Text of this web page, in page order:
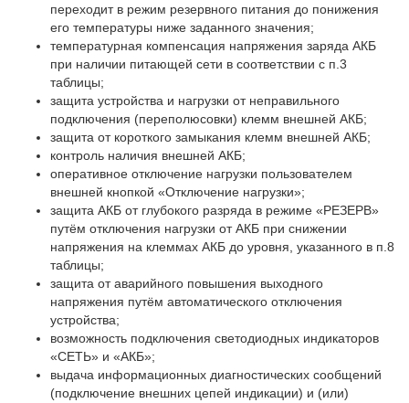
переходит в режим резервного питания до понижения
его температуры ниже заданного значения;
температурная компенсация напряжения заряда АКБ
при наличии питающей сети в соответствии с п.3
таблицы;
защита устройства и нагрузки от неправильного
подключения (переполюсовки) клемм внешней АКБ;
защита от короткого замыкания клемм внешней АКБ;
контроль наличия внешней АКБ;
оперативное отключение нагрузки пользователем
внешней кнопкой «Отключение нагрузки»;
защита АКБ от глубокого разряда в режиме «РЕЗЕРВ»
путём отключения нагрузки от АКБ при снижении
напряжения на клеммах АКБ до уровня, указанного в п.8
таблицы;
защита от аварийного повышения выходного
напряжения путём автоматического отключения
устройства;
возможность подключения светодиодных индикаторов
«СЕТЬ» и «АКБ»;
выдача информационных диагностических сообщений
(подключение внешних цепей индикации) и (или)